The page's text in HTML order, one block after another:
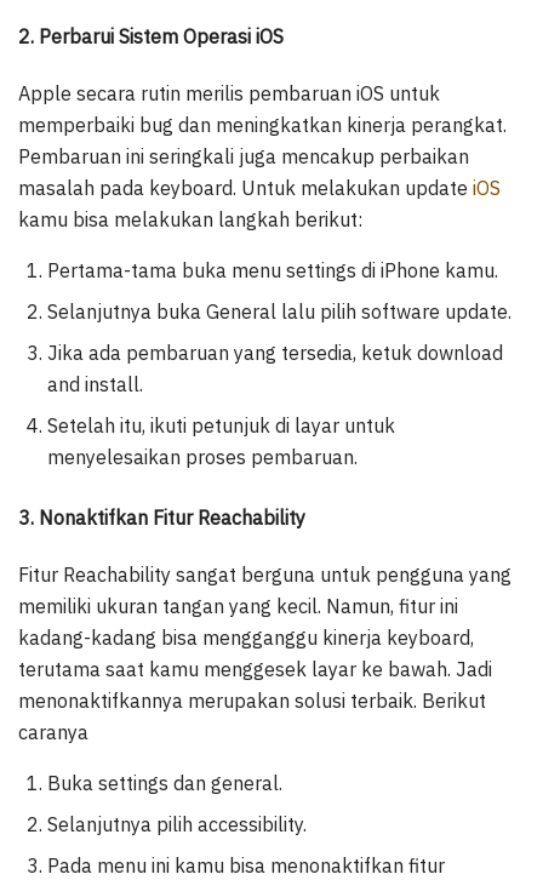
2. Perbarui Sistem Operasi iOS
Apple secara rutin merilis pembaruan iOS untuk
memperbaiki bug dan meningkatkan kinerja perangkat.
Pembaruan ini seringkali juga mencakup perbaikan
masalah pada keyboard. Untuk melakukan update iOS
kamu bisa melakukan langkah berikut:
Pertama-tama buka menu settings di iPhone kamu.
Selanjutnya buka General lalu pilih software update.
Jika ada pembaruan yang tersedia, ketuk download
and install.
Setelah itu, ikuti petunjuk di layar untuk
menyelesaikan proses pembaruan.
3. Nonaktifkan Fitur Reachability
Fitur Reachability sangat berguna untuk pengguna yang
memiliki ukuran tangan yang kecil. Namun, fitur ini
kadang-kadang bisa mengganggu kinerja keyboard,
terutama saat kamu menggesek layar ke bawah. Jadi
menonaktifkannya merupakan solusi terbaik. Berikut
caranya
Buka settings dan general.
Selanjutnya pilih accessibility.
Pada menu ini kamu bisa menonaktifkan fitur